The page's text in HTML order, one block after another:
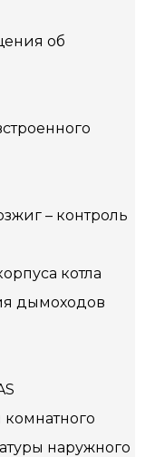
об
– контроль
котла
дымоходов
наружного